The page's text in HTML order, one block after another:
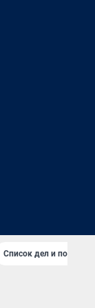
Список дел и покупок